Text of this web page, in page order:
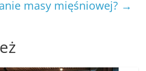
masy mięśniowej? →